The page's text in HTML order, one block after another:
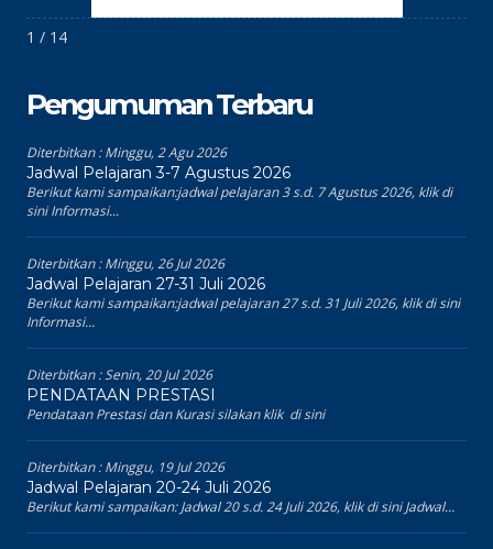
1 / 14
Pengumuman Terbaru
Diterbitkan :Minggu, 2 Agu 2026
Jadwal Pelajaran 3-7 Agustus 2026
Berikut kami sampaikan:jadwal pelajaran 3 s.d. 7 Agustus 2026, klik di
sini Informasi...
Diterbitkan :Minggu, 26 Jul 2026
Jadwal Pelajaran 27-31 Juli 2026
Berikut kami sampaikan:jadwal pelajaran 27 s.d. 31 Juli 2026, klik di sini
Informasi...
Diterbitkan :Senin, 20 Jul 2026
PENDATAAN PRESTASI
Pendataan Prestasi dan Kurasi silakan klik di sini
Diterbitkan :Minggu, 19 Jul 2026
Jadwal Pelajaran 20-24 Juli 2026
Berikut kami sampaikan: Jadwal 20 s.d. 24 Juli 2026, klik di sini Jadwal...